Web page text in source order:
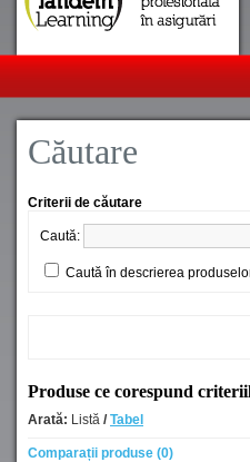
Căutare
Criterii de căutare
Caută:
Caută în descrierea
Produse ce corespund
Arată: Listă / Tabel
Comparații produse (0)